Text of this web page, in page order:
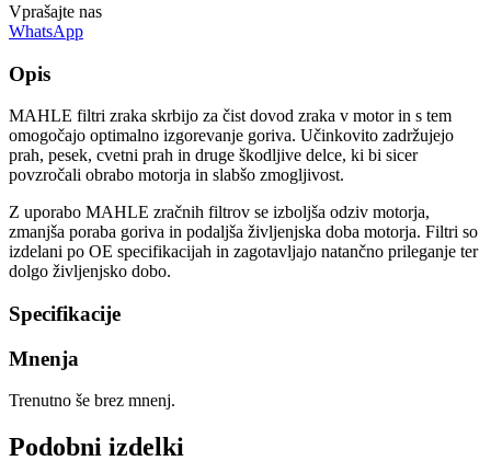
Vprašajte nas
WhatsApp
Opis
MAHLE filtri zraka skrbijo za čist dovod zraka v motor in s tem
omogočajo optimalno izgorevanje goriva. Učinkovito zadržujejo
prah, pesek, cvetni prah in druge škodljive delce, ki bi sicer
povzročali obrabo motorja in slabšo zmogljivost.
Z uporabo MAHLE zračnih filtrov se izboljša odziv motorja,
zmanjša poraba goriva in podaljša življenjska doba motorja. Filtri so
izdelani po OE specifikacijah in zagotavljajo natančno prileganje ter
dolgo življenjsko dobo.
Specifikacije
Mnenja
Trenutno še brez mnenj.
Podobni izdelki